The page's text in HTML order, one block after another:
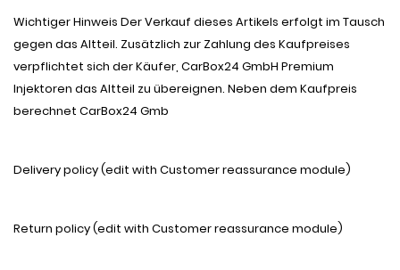
Wichtiger Hinweis Der Verkauf dieses Artikels erfolgt im Tausch
gegen das Altteil. Zusätzlich zur Zahlung des Kaufpreises
verpflichtet sich der Käufer, CarBox24 GmbH Premium
Injektoren das Altteil zu übereignen. Neben dem Kaufpreis
berechnet CarBox24 Gmb
Delivery policy (edit with Customer reassurance module)
Return policy (edit with Customer reassurance module)